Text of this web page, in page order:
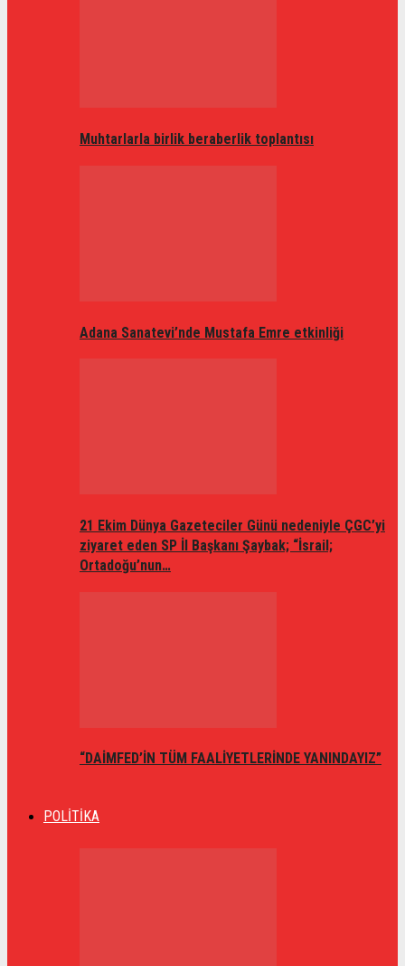
Muhtarlarla birlik beraberlik toplantısı
Adana Sanatevi’nde Mustafa Emre etkinliği
21 Ekim Dünya Gazeteciler Günü nedeniyle ÇGC’yi
ziyaret eden SP İl Başkanı Şaybak; “İsrail;
Ortadoğu’nun…
“DAİMFED’İN TÜM FAALİYETLERİNDE YANINDAYIZ”
POLİTİKA